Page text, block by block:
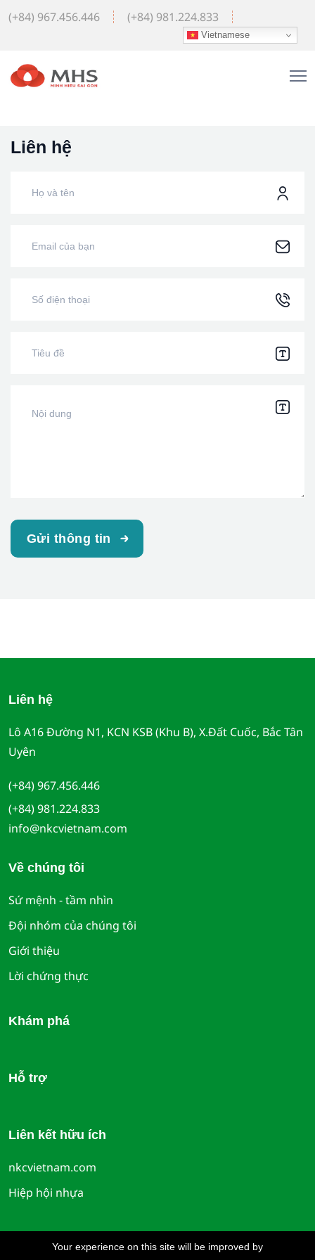
(+84) 967.456.446 (+84) 981.224.833
Vietnamese
Liên hệ
Gửi thông tin
Liên hệ
Lô A16 Đường N1, KCN KSB (Khu B), X.Đất Cuốc, Bắc Tân
Uyên
(+84) 967.456.446
(+84) 981.224.833
info@nkcvietnam.com
Về chúng tôi
Sứ mệnh - tầm nhìn
Đội nhóm của chúng tôi
Giới thiệu
Lời chứng thực
Khám phá
Hỗ trợ
Liên kết hữu ích
nkcvietnam.com
Hiệp hội nhựa
Your experience on this site will be improved by